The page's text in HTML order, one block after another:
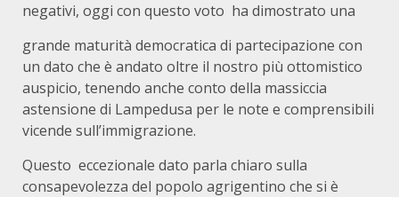
negativi, oggi con questo voto ha dimostrato una
grande maturità democratica di partecipazione con
un dato che è andato oltre il nostro più ottomistico
auspicio, tenendo anche conto della massiccia
astensione di Lampedusa per le note e comprensibili
vicende sull’immigrazione.
Questo eccezionale dato parla chiaro sulla
consapevolezza del popolo agrigentino che si è